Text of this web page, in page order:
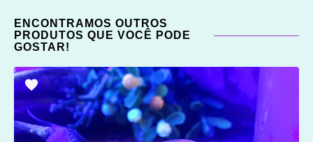
ENCONTRAMOS OUTROS
PRODUTOS QUE VOCÊ PODE
GOSTAR!
ADICIONAR